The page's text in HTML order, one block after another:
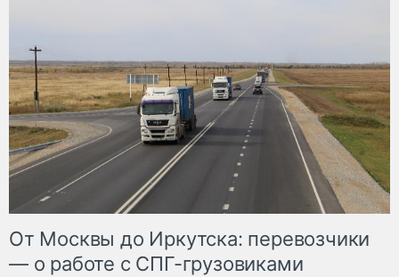
От Москвы до Иркутска: перевозчики
— о работе с СПГ-грузовиками